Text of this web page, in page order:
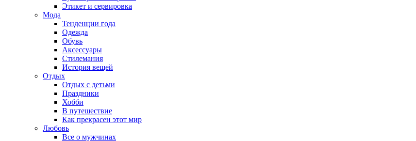
Этикет и сервировка
Мода
Тенденции года
Одежда
Обувь
Аксессуары
Стилемания
История вещей
Отдых
Отдых с детьми
Праздники
Хобби
В путешествие
Как прекрасен этот мир
Любовь
Все о мужчинах